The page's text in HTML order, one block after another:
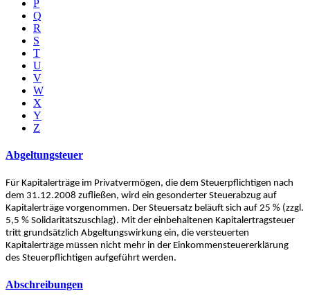
P
Q
R
S
T
U
V
W
X
Y
Z
Abgeltungsteuer
Für Kapitalerträge im Privatvermögen, die dem Steuerpflichtigen nach
dem 31.12.2008 zufließen, wird ein gesonderter Steuerabzug auf
Kapitalerträge vorgenommen. Der Steuersatz beläuft sich auf 25 % (zzgl.
5,5 % Solidaritätszuschlag). Mit der einbehaltenen Kapitalertragsteuer
tritt grundsätzlich Abgeltungswirkung ein, die versteuerten
Kapitalerträge müssen nicht mehr in der Einkommensteuererklärung
des Steuerpflichtigen aufgeführt werden.
Abschreibungen